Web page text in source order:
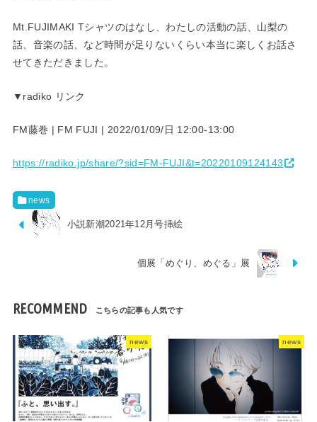
Mt.FUJIMAKI Tシャツのはなし、わたしの活動の話、山梨の
話、音楽の話、など時間が足りないくらい本当に楽しくお話さ
せてきただきました。
▼radiko リンク
FM藤巻 | FM FUJI | 2022/01/09/日 12:00-13:00
https://radiko.jp/share/?sid=FM-FUJI&t=20220109124143
news
小説新潮2021年12月号挿絵
個展「めぐり、めぐる」展
RECOMMEND
news news